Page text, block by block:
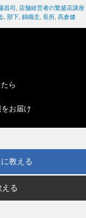
昌司
店舗経営者の繁盛店講座
部下 錦織圭 長所 高倉健
ら
お届け
教える
る